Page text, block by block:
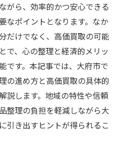
がら、効率的かつ安心できる
なポイントとなります。なか
だけでなく、高価買取の可能
で、心の整理と経済的メリッ
です。本記事では、大府市で
の進め方と高価買取の具体的
説します。地域の特性や信頼
整理の負担を軽減しながら大
引き出すヒントが得られるこ